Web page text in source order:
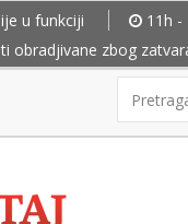
u funkciji 11h -
obradjivane zbog